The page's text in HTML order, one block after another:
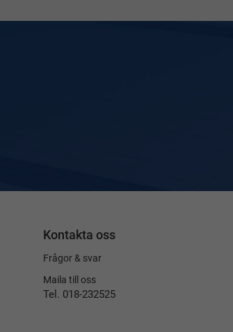
Kontakta oss
Frågor & svar
Maila till oss
Tel. 018-232525